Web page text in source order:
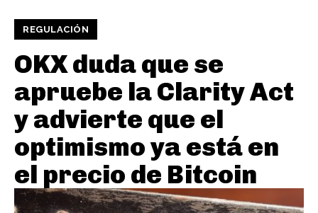
REGULACIÓN
OKX duda que se
apruebe la Clarity Act
y advierte que el
optimismo ya está en
el precio de Bitcoin